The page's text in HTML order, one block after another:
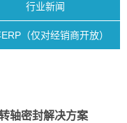
行业新闻
（仅对经销商开放）
轴密封解决方案